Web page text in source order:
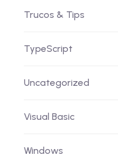
Trucos & Tips
TypeScript
Uncategorized
Visual Basic
Windows